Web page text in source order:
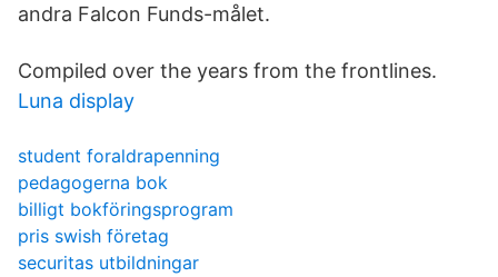
andra Falcon Funds-målet.
Compiled over the years from the frontlines.
Luna display
student foraldrapenning
pedagogerna bok
billigt bokföringsprogram
pris swish företag
securitas utbildningar